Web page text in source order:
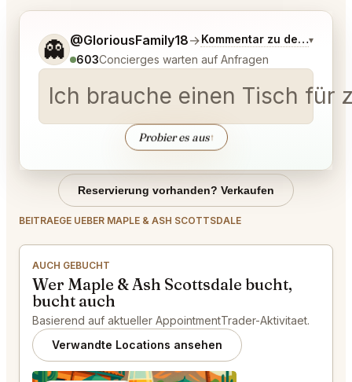
👻 @GloriousFamily18→Kommentar zu den ▾
603Concierges warten auf Anfragen
Ich brauche einen Tisch für
Probier es aus↑
Sag mir noch etwas genauer, was du möchtest.
Reservierung vorhanden? Verkaufen
BEITRAEGE UEBER MAPLE & ASH SCOTTSDALE
AUCH GEBUCHT
Wer Maple & Ash Scottsdale bucht,
bucht auch
Basierend auf aktueller AppointmentTrader-Aktivitaet.
Verwandte Locations ansehen